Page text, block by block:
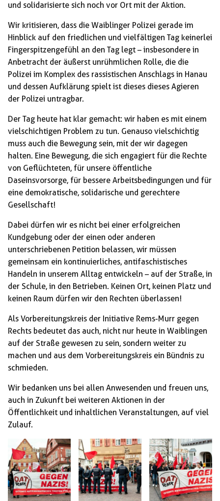
und solidarisierte sich noch vor Ort mit der Aktion.
Wir kritisieren, dass die Waiblinger Polizei gerade im
Hinblick auf den friedlichen und vielfältigen Tag keinerlei
Fingerspitzengefühl an den Tag legt – insbesondere in
Anbetracht der äußerst unrühmlichen Rolle, die die
Polizei im Komplex des rassistischen Anschlags in Hanau
und dessen Aufklärung spielt ist dieses dieses Agieren
der Polizei untragbar.
Der Tag heute hat klar gemacht: wir haben es mit einem
vielschichtigen Problem zu tun. Genauso vielschichtig
muss auch die Bewegung sein, mit der wir dagegen
halten. Eine Bewegung, die sich engagiert für die Rechte
von Geflüchteten, für unsere öffentliche
Daseinsvorsorge, für bessere Arbeitsbedingungen und für
eine demokratische, solidarische und gerechtere
Gesellschaft!
Dabei dürfen wir es nicht bei einer erfolgreichen
Kundgebung oder der einen oder anderen
unterschriebenen Petition belassen, wir müssen
gemeinsam ein kontinuierliches, antifaschistisches
Handeln in unserem Alltag entwickeln – auf der Straße, in
der Schule, in den Betrieben. Keinen Ort, keinen Platz und
keinen Raum dürfen wir den Rechten überlassen!
Als Vorbereitungskreis der Initiative Rems-Murr gegen
Rechts bedeutet das auch, nicht nur heute in Waiblingen
auf der Straße gewesen zu sein, sondern weiter zu
machen und aus dem Vorbereitungskreis ein Bündnis zu
schmieden.
Wir bedanken uns bei allen Anwesenden und freuen uns,
auch in Zukunft bei weiteren Aktionen in der
Öffentlichkeit und inhaltlichen Veranstaltungen, auf viel
Zulauf.